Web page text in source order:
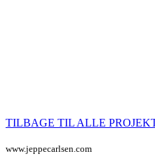
TILBAGE TIL ALLE
www.jeppecarlsen.com